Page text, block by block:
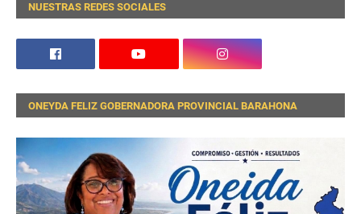
NUESTRAS REDES SOCIALES
ONEYDA FELIZ GOBERNADORA PROVINCIAL BARAHONA